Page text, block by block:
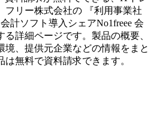
フリー株式会社の 『利用事業社
計ソフト導入シェアNo1freee 会
る詳細ページです。製品の概要、
境、提供元企業などの情報をまと
無料で資料請求できます。